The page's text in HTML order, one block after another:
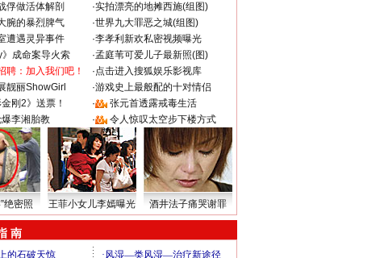
俘做活体解剖 ·实拍漂亮的地摊西施(组图)
腕的暴烈脾气 ·世界九大罪恶之城(组图)
遭遇灵异事件 ·李孝利新欢私密视频曝光
》成命案导火索 ·孟庭苇可爱儿子最新照(图)
聘：加入我们吧！ ·点击进入搜狐娱乐影视库
靓丽ShowGirl ·游戏史上最般配的十对情侣
金刚2》送票！ ·
张元首透露戒毒生活
李湘胎教 · 令人惊叹太空步下楼方式
绝密照 王菲小女儿李嫣曝光 酒井法子痛哭谢罪
南